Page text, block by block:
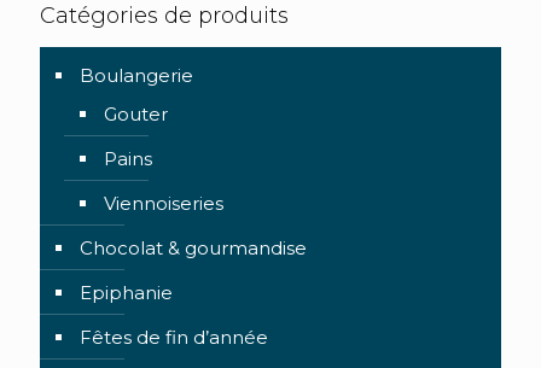
Catégories de produits
Boulangerie
Gouter
Pains
Viennoiseries
Chocolat & gourmandise
Epiphanie
Fêtes de fin d’année